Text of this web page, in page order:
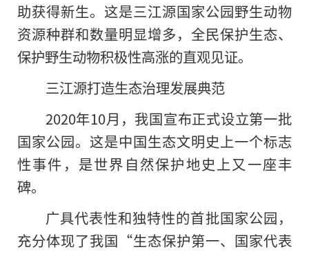
助获得新生。这是三江源国家公园野生动物
资源种群和数量明显增多，全民保护生态、
保护野生动物积极性高涨的直观见证。
三江源打造生态治理发展典范
2020年10月，我国宣布正式设立第一批
国家公园。这是中国生态文明史上一个标志
性事件，是世界自然保护地史上又一座丰
碑。
广具代表性和独特性的首批国家公园，
充分体现了我国“生态保护第一、国家代表